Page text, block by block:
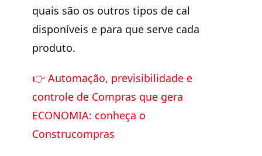
quais são os outros tipos de cal
disponíveis e para que serve cada
produto.
👉 Automação, previsibilidade e
controle de Compras que gera
ECONOMIA: conheça o
Construcompras